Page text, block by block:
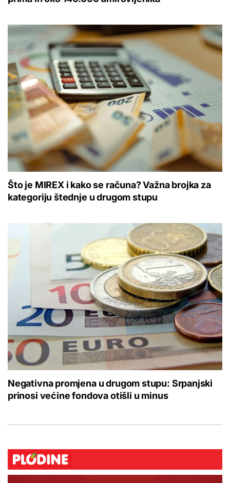
Što je MIREX i kako se računa? Važna brojka za
kategoriju štednje u drugom stupu
Negativna promjena u drugom stupu: Srpanjski
prinosi većine fondova otišli u minus